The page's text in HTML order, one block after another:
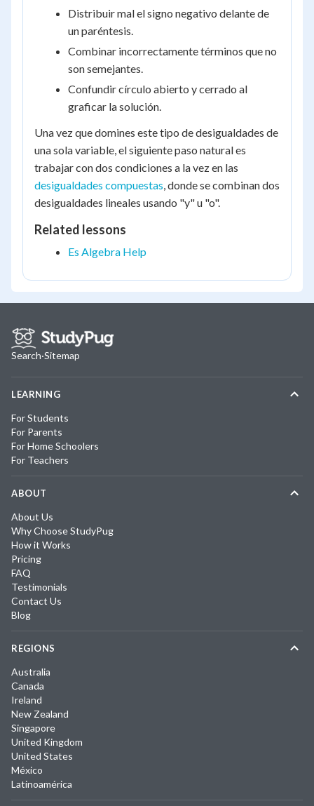
Distribuir mal el signo negativo delante de
un paréntesis.
Combinar incorrectamente términos que no
son semejantes.
Confundir círculo abierto y cerrado al
graficar la solución.
Una vez que domines este tipo de desigualdades de
una sola variable, el siguiente paso natural es
trabajar con dos condiciones a la vez en las
desigualdades compuestas, donde se combinan dos
desigualdades lineales usando "y" u "o".
Related lessons
Es Algebra Help
Search·Sitemap
LEARNING
For Students
For Parents
For Home Schoolers
For Teachers
ABOUT
About Us
Why Choose StudyPug
How it Works
Pricing
FAQ
Testimonials
Contact Us
Blog
REGIONS
Australia
Canada
Ireland
New Zealand
Singapore
United Kingdom
United States
México
Latinoamérica